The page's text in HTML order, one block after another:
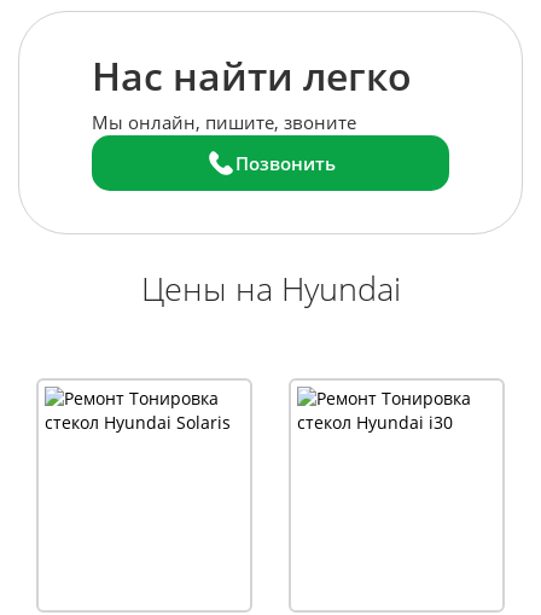
Нас найти легко
Мы онлайн, пишите, звоните
Позвонить
Цены на Hyundai